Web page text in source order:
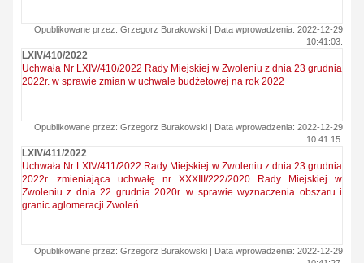
Opublikowane przez: Grzegorz Burakowski | Data wprowadzenia: 2022-12-29
10:41:03.
LXIV/410/2022
Uchwała Nr LXIV/410/2022 Rady Miejskiej w Zwoleniu z dnia 23 grudnia
2022r. w sprawie zmian w uchwale budżetowej na rok 2022
Opublikowane przez: Grzegorz Burakowski | Data wprowadzenia: 2022-12-29
10:41:15.
LXIV/411/2022
Uchwała Nr LXIV/411/2022 Rady Miejskiej w Zwoleniu z dnia 23 grudnia
2022r. zmieniająca uchwałę nr XXXIII/222/2020 Rady Miejskiej w
Zwoleniu z dnia 22 grudnia 2020r. w sprawie wyznaczenia obszaru i
granic aglomeracji Zwoleń
Opublikowane przez: Grzegorz Burakowski | Data wprowadzenia: 2022-12-29